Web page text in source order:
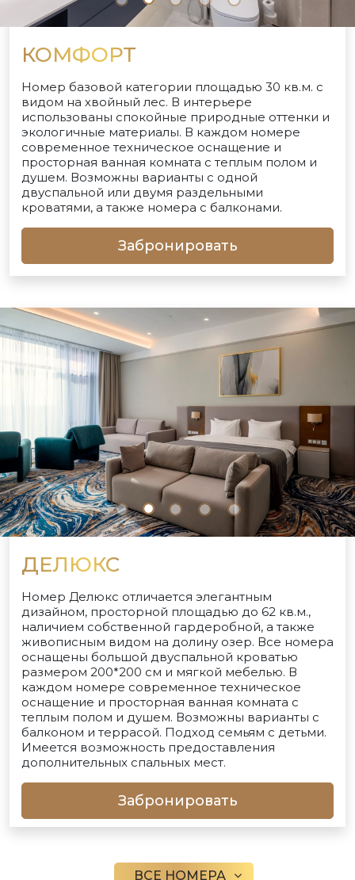
КОМФОРТ
Номер базовой категории площадью 30 кв.м. с
видом на хвойный лес. В интерьере
использованы спокойные природные оттенки и
экологичные материалы. В каждом номере
современное техническое оснащение и
просторная ванная комната с теплым полом и
душем. Возможны варианты с одной
двуспальной или двумя раздельными
кроватями, а также номера с балконами.
Забронировать
ДЕЛЮКС
Номер Делюкс отличается элегантным
дизайном, просторной площадью до 62 кв.м.,
наличием собственной гардеробной, а также
живописным видом на долину озер. Все номера
оснащены большой двуспальной кроватью
размером 200*200 см и мягкой мебелью. В
каждом номере современное техническое
оснащение и просторная ванная комната с
теплым полом и душем. Возможны варианты с
балконом и террасой. Подход семьям с детьми.
Имеется возможность предоставления
дополнительных спальных мест.
Забронировать
ВСЕ НОМЕРА